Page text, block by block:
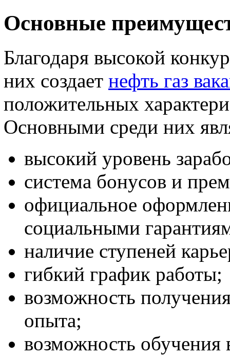
Основные
Благодаря высокой
них создает нефть газ
положительных
Основными среди них
высокий уровень
система бонусов и
официальное
социальными
наличие ступеней
гибкий график работы;
возможность
опыта;
возможность обучения